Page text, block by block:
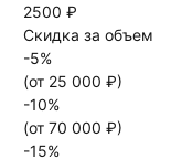
2500 ₽
Скидка за объем
-5%
(от 25 000 ₽)
-10%
(от 70 000 ₽)
-15%